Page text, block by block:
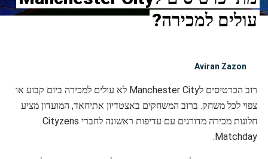
עולים למכירה?
Aviran Zazon
רוב הכרטיסים לManchester City לא עולים למכירה ביום קבוע או
צפוי לכל משחק. ברוב המשחקים באצטדיון אתיחאד, המועדון מציע
חלונות מכירה מדורגים עם עדיפות ראשונה לחברי Cityzens
Matchday.